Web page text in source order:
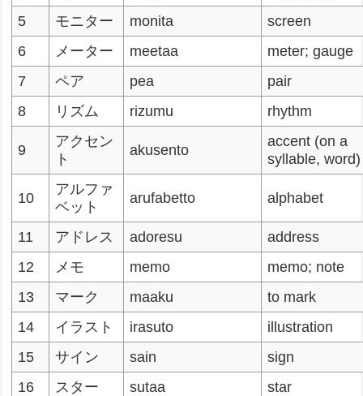
5
モニター monita
screen
6
メーター meetaa
meter; gauge
7
ペア pea
pair
8
リズム rizumu rhythm
9
アクセン
ト
akusento
accent (on a
syllable, word)
10
アルファ
ベット
arufabetto alphabet
11 アドレス adoresu
address
12
メモ memo
memo; note
13
マーク maaku
to mark
14
イラスト irasuto
illustration
15
サイン sain
sign
16
スター sutaa
star